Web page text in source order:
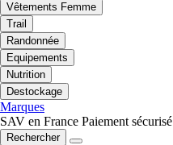
Vêtements Femme
Trail
Randonnée
Equipements
Nutrition
Destockage
Marques
SAV en France Paiement sécurisé
Rechercher